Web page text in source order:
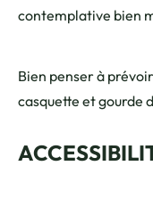
contemplative bien
Bien penser à
casquette et gourde